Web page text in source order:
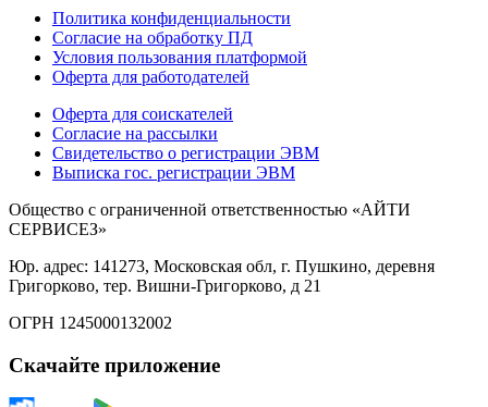
Политика конфиденциальности
Согласие на обработку ПД
Условия пользования платформой
Оферта для работодателей
Оферта для соискателей
Согласие на рассылки
Свидетельство о регистрации ЭВМ
Выписка гос. регистрации ЭВМ
Общество с ограниченной ответственностью «АЙТИ
СЕРВИСЕЗ»
Юр. адрес: 141273, Московская обл, г. Пушкино, деревня
Григорково, тер. Вишни-Григорково, д 21
ОГРН 1245000132002
Скачайте приложение